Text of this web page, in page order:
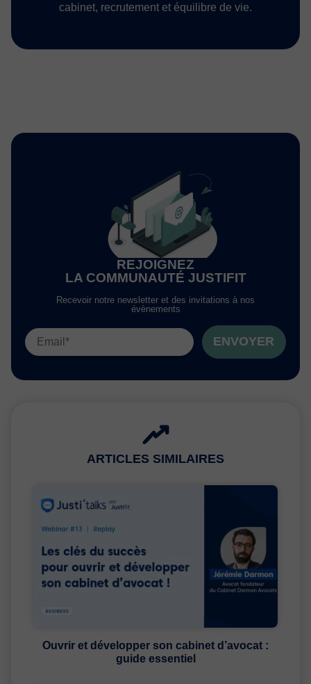
cabinet, recrutement et équilibre de vie.
REJOIGNEZ
LA COMMUNAUTÉ JUSTIFIT
Recevoir notre newsletter et des invitations à nos
évènements
ENVOYER
ARTICLES SIMILAIRES
Ouvrir et développer son cabinet d’avocat :
guide essentiel